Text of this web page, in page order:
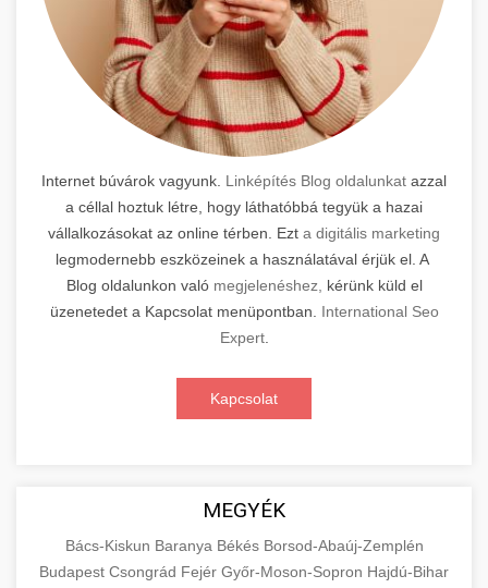
Internet búvárok vagyunk. Linképítés Blog oldalunkat azzal
a céllal hoztuk létre, hogy láthatóbbá tegyük a hazai
vállalkozásokat az online térben. Ezt a digitális marketing
legmodernebb eszközeinek a használatával érjük el. A
Blog oldalunkon való megjelenéshez,
kérünk küld el
üzenetedet a Kapcsolat menüpontban. International Seo
Expert.
Kapcsolat
MEGYÉK
Bács-Kiskun Baranya Békés Borsod-Abaúj-Zemplén
Budapest Csongrád Fejér Győr-Moson-Sopron Hajdú-Bihar